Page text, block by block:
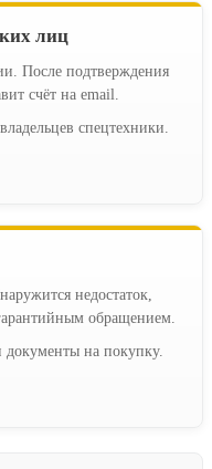
лиц
После подтверждения
счёт на email.
спецтехники.
недостаток,
обращением.
на покупку.